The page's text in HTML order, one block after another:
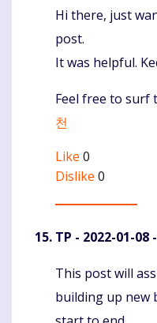
Komentaras
Hi there, just
post.
It was helpful.
Feel free to surf
천
Like 0
Dislike 0
TP - 2022-01-08
Komentaras
This post will
building up new